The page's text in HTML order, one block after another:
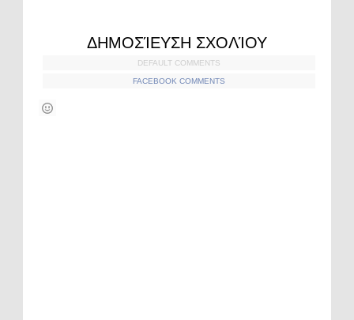
ΔΗΜΟΣΊΕΥΣΗ ΣΧΟΛΊΟΥ
DEFAULT COMMENTS
FACEBOOK COMMENTS